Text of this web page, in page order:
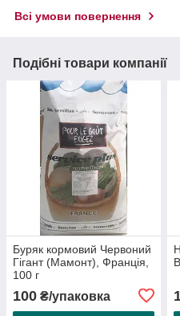
Всі умови повернення
Подібні товари компанії
Буряк кормовий Червоний
Гігант (Мамонт), Франція,
100 г
100 ₴/упаковка